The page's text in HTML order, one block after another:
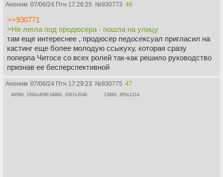
Аноним 07/06/24 Птн 17:26:25 №930773 46
>>930771
>Не легла под продюсера - пошла на улицу
там еще интереснее , продюсер педосексуал пригласил на
кастинг еще более молодую ссыкуху, которая сразу
поперла Читосе со всех ролей так-как решило руководство
признав ее бесперспективной
Аноним 07/06/24 Птн 17:29:23 №930775 47
485Кб, 1592x4096348Кб, 1667x2048 136Кб, 855x1214